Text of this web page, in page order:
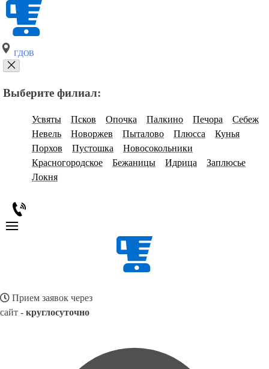
ГДОВ
Выберите филиал:
Усвяты Псков Опочка Палкино Печора
Себеж
Невель
Новоржев Пыталово Плюсса
Кунья
Порхов
Пустошка
Новосокольники
Красногородское
Бежаницы Идрица
Заплюсье
Локня
Прием заявок через
сайт - круглосуточно